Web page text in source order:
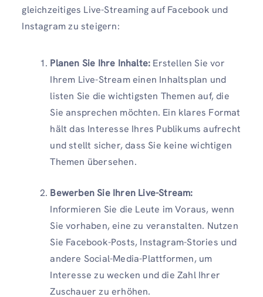
gleichzeitiges Live-Streaming auf Facebook und
Instagram zu steigern:
Planen Sie Ihre Inhalte: Erstellen Sie vor
Ihrem Live-Stream einen Inhaltsplan und
listen Sie die wichtigsten Themen auf, die
Sie ansprechen möchten. Ein klares Format
hält das Interesse Ihres Publikums aufrecht
und stellt sicher, dass Sie keine wichtigen
Themen übersehen.
Bewerben Sie Ihren Live-Stream:
Informieren Sie die Leute im Voraus, wenn
Sie vorhaben, eine zu veranstalten. Nutzen
Sie Facebook-Posts, Instagram-Stories und
andere Social-Media-Plattformen, um
Interesse zu wecken und die Zahl Ihrer
Zuschauer zu erhöhen.